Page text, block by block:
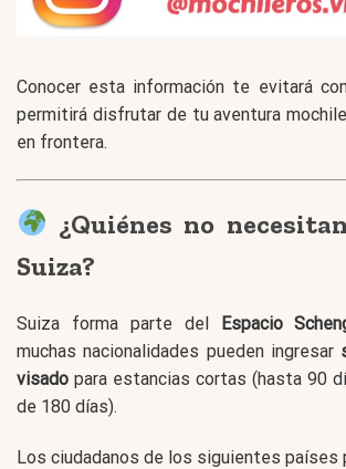
Conocer esta información te evitará
permitirá disfrutar de tu aventura
en frontera.
¿Quiénes no
Suiza?
Suiza forma parte del Espacio
muchas nacionalidades pueden ingresar
visado para estancias cortas (hasta 90
de 180 días).
Los ciudadanos de los siguientes países